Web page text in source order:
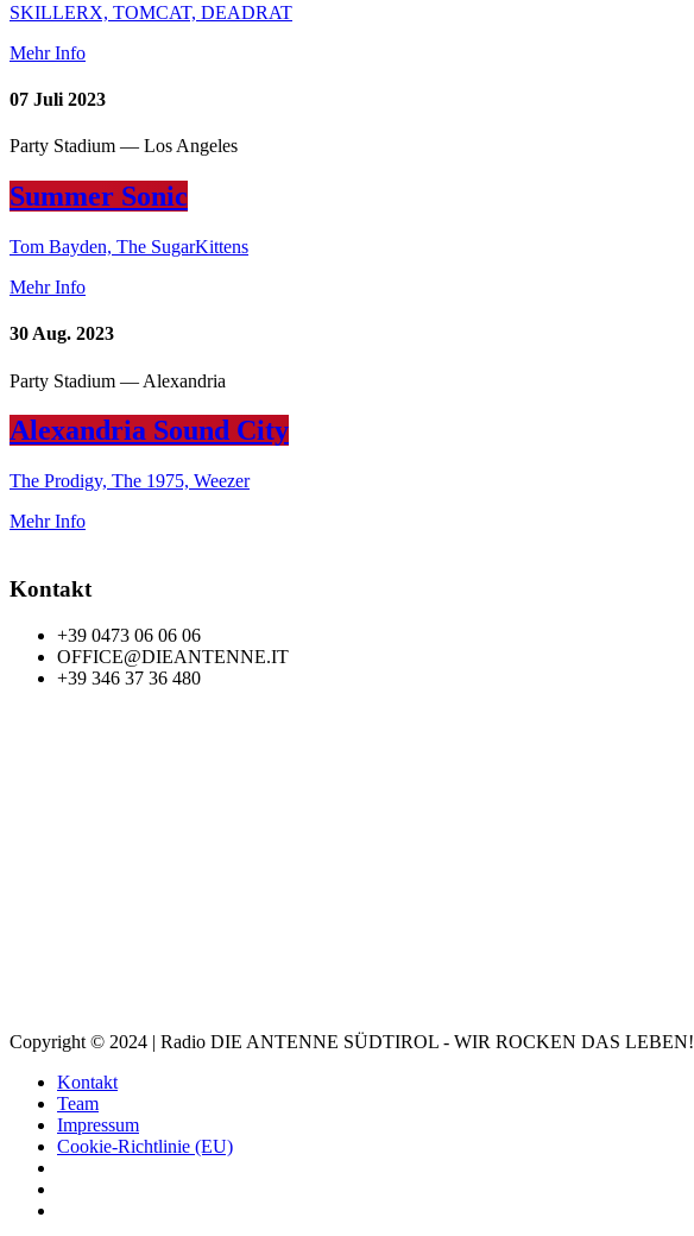
SKILLERX, TOMCAT, DEADRAT
Mehr Info
07 Juli 2023
Party Stadium — Los Angeles
Summer Sonic
Tom Bayden, The SugarKittens
Mehr Info
30 Aug. 2023
Party Stadium — Alexandria
Alexandria Sound City
The Prodigy, The 1975, Weezer
Mehr Info
Kontakt
+39 0473 06 06 06
OFFICE@DIEANTENNE.IT
+39 346 37 36 480
Copyright © 2024 | Radio DIE ANTENNE SÜDTIROL - WIR ROCKEN DAS LEBEN!
Kontakt
Team
Impressum
Cookie-Richtlinie (EU)